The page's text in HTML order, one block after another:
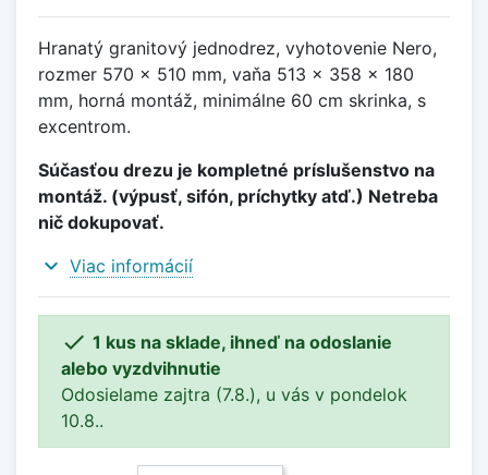
Hranatý granitový jednodrez, vyhotovenie Nero,
rozmer 570 x 510 mm, vaňa 513 x 358 x 180
mm, horná montáž, minimálne 60 cm skrinka, s
excentrom.
Súčasťou drezu je kompletné príslušenstvo na
montáž. (výpusť, sifón, príchytky atď.) Netreba
nič dokupovať.
expand_more Viac informácií
 1 kus na sklade, ihneď na odoslanie
alebo vyzdvihnutie
Odosielame zajtra (7.8.), u vás v pondelok
10.8..